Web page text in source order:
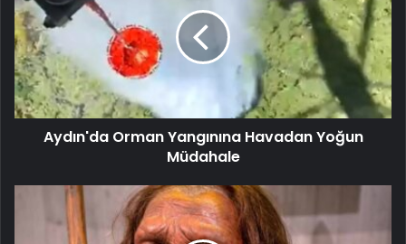
Aydın'da Orman Yangınına Havadan Yoğun
Müdahale